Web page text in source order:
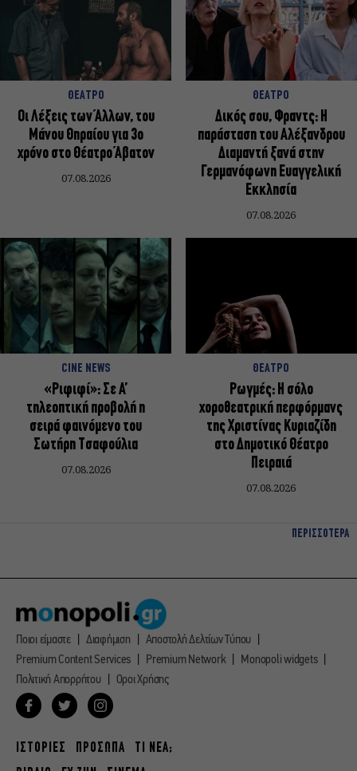
ΘΕΑΤΡΟ
Οι Λέξεις των Άλλων, του
Μάνου Θηραίου για 3ο
χρόνο στο Θέατρο Άβατον
07.08.2026
ΘΕΑΤΡΟ
Δικός σου, Φραντς: Η
παράσταση του Αλέξανδρου
Διαμαντή ξανά στην
Γερμανόφωνη Ευαγγελική
Εκκλησία
07.08.2026
CINE NEWS
«Ριφιφί»: Σε Α’
τηλεοπτική προβολή η
σειρά φαινόμενο του
Σωτήρη Τσαφούλια
07.08.2026
ΘΕΑΤΡΟ
Ρωγμές: Η σόλο
χοροθεατρική περφόρμανς
της Χριστίνας Κυριαζίδη
στο Δημοτικό Θέατρο
Πειραιά
07.08.2026
ΠΕΡΙΣΣΟΤΕΡΑ
Ποιοι είμαστε Διαφήμιση
Αποστολή Δελτίων Τύπου
Premium Content Services
Premium Network
Monopoli widgets
Πολιτική Απορρήτου
Οροι Χρήσης
ΙΣΤΟΡΙΕΣ ΠΡΟΣΩΠΑ
ΤΙ ΝΕΑ;